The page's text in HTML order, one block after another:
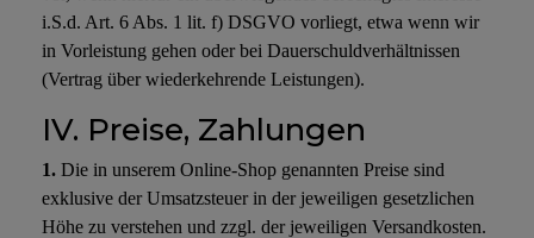
i.S.d. Art. 6 Abs. 1 lit. f) DSGVO vorliegt, etwa wenn wir
in Vorleistung gehen oder bei Dauerschuldverhältnissen
(Vertrag über wiederkehrende Leistungen).
IV. Preise, Zahlungen
1. Die in unserem Online-Shop genannten Preise sind
exklusive der Umsatzsteuer in der jeweiligen gesetzlichen
Höhe zu verstehen und zzgl. der jeweiligen Versandkosten.